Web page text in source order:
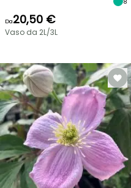
Da20,50 €
Vaso da 2L/3L